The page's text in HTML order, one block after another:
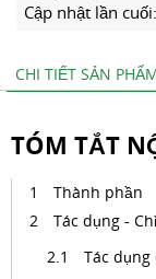
Cập nhật lần cuối:
CHI TIẾT SẢN
TÓM TẮT
Thành phần
Tác dụng -
Tác